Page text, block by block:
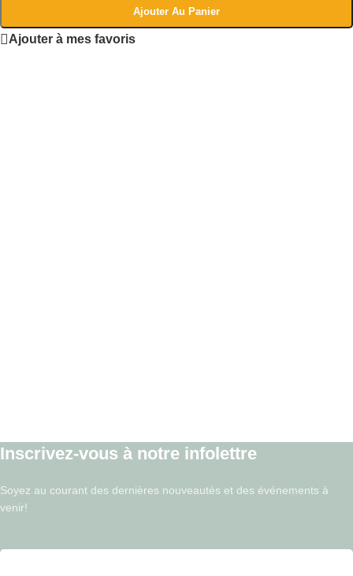
Ajouter Au Panier
Ajouter à mes favoris
Inscrivez-vous à notre infolettre
Soyez au courant des dernières nouveautés et des événements à
venir!